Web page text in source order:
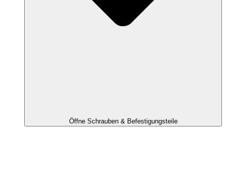
Öffne Schrauben & Befestigungsteile